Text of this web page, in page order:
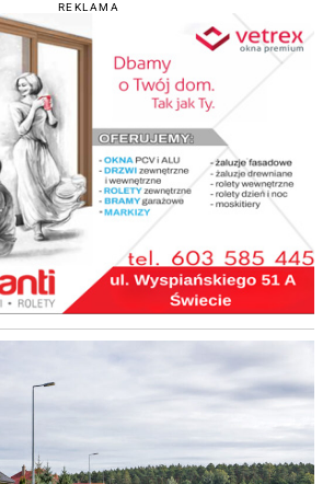
REKLAMA